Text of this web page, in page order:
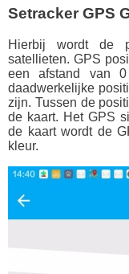
Setracker GPS
Hierbij wordt de
satellieten. GPS
een afstand van
daadwerkelijke
zijn. Tussen de
de kaart. Het GPS
de kaart wordt de
kleur.